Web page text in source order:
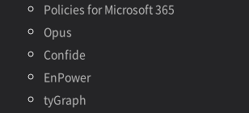
Policies for Microsoft 365
Opus
Confide
EnPower
tyGraph